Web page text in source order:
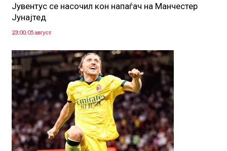
Јувентус се насочил кон напаѓач на Манчестер
Јунајтед
23:00, 05 август